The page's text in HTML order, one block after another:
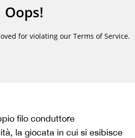
filo conduttore
la giocata in cui si esibisce